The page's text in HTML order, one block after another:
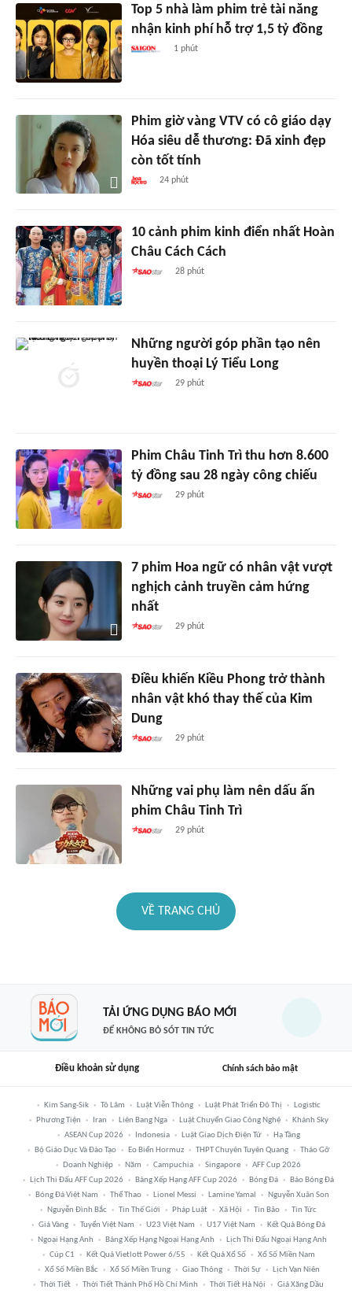
Top 5 nhà làm phim trẻ tài năng
nhận kinh phí hỗ trợ 1,5 tỷ đồng
1 phút
Phim giờ vàng VTV có cô giáo dạy
Hóa siêu dễ thương: Đã xinh đẹp
còn tốt tính
24 phút
10 cảnh phim kinh điển nhất Hoàn
Châu Cách Cách
28 phút
Những người góp phần tạo nên
huyền thoại Lý Tiểu Long
29 phút
Phim Châu Tinh Trì thu hơn 8.600
tỷ đồng sau 28 ngày công chiếu
29 phút
7 phim Hoa ngữ có nhân vật vượt
nghịch cảnh truyền cảm hứng
nhất
29 phút
Điều khiến Kiều Phong trở thành
nhân vật khó thay thế của Kim
Dung
29 phút
Những vai phụ làm nên dấu ấn
phim Châu Tinh Trì
29 phút
VỀ TRANG CHỦ
TẢI ỨNG DỤNG BÁO MỚI
ĐỂ KHÔNG BỎ SÓT TIN TỨC
Điều khoản sử dụng Chính sách bảo mật
Kim Sang-Sik Tô Lâm Luật Viễn Thông Luật Phát Triển Đô Thị
Logistic
Phương Tiện
Iran Liên Bang Nga Luật Chuyển Giao Công Nghệ
Khánh Sky
ASEAN Cup 2026
Indonesia Luật Giao Dịch Điện Tử
Hạ Tầng
Bộ Giáo Dục Và Đào Tạo
Eo Biển Hormuz THPT Chuyên Tuyên Quang
Tháo Gỡ
Doanh Nghiệp
Năm Campuchia Singapore
AFF Cup 2026
Lịch Thi Đấu AFF Cup 2026
Bảng Xếp Hạng AFF Cup 2026 Bóng Đá
Báo Bóng Đá
Bóng Đá Việt Nam
Thể Thao Lionel Messi Lamine Yamal
Nguyễn Xuân Son
Nguyễn Đình Bắc
Tin Thế Giới Pháp Luật Xã Hội Tin Bão
Tin Tức
Giá Vàng
Tuyển Việt Nam U23 Việt Nam U17 Việt Nam
Kết Quả Bóng Đá
Ngoại Hạng Anh
Bảng Xếp Hạng Ngoại Hạng Anh
Lịch Thi Đấu Ngoại Hạng Anh
Cúp C1
Kết Quả Vietlott Power 6/55 Kết Quả Xổ Số
Xổ Số Miền Nam
Xổ Số Miền Bắc
Xổ Số Miền Trung Giao Thông Thời Sự
Lịch Vạn Niên
Thời Tiết
Thời Tiết Thành Phố Hồ Chí Minh Thời Tiết Hà Nội Giá Xăng Dầu